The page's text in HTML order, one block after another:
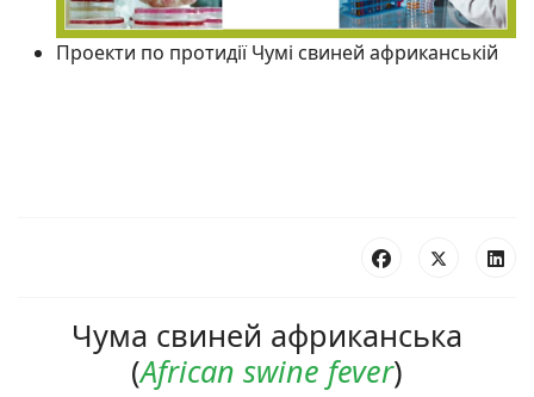
Проекти по протидії Чумі свиней африканській
Чума свиней африканська
(African swine fever)